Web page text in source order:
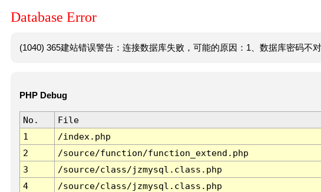
Database Error
(1040) 365建站错误警告：连接数据库失败，可能的原因：1、数据库密码不
PHP Debug
No. File
1
/index.php
2
/source/function/function_extend.php
3
/source/class/jzmysql.class.php
4
/source/class/jzmysql.class.php